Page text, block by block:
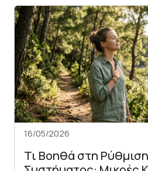
16/05/2026
Τι Βοηθά στη